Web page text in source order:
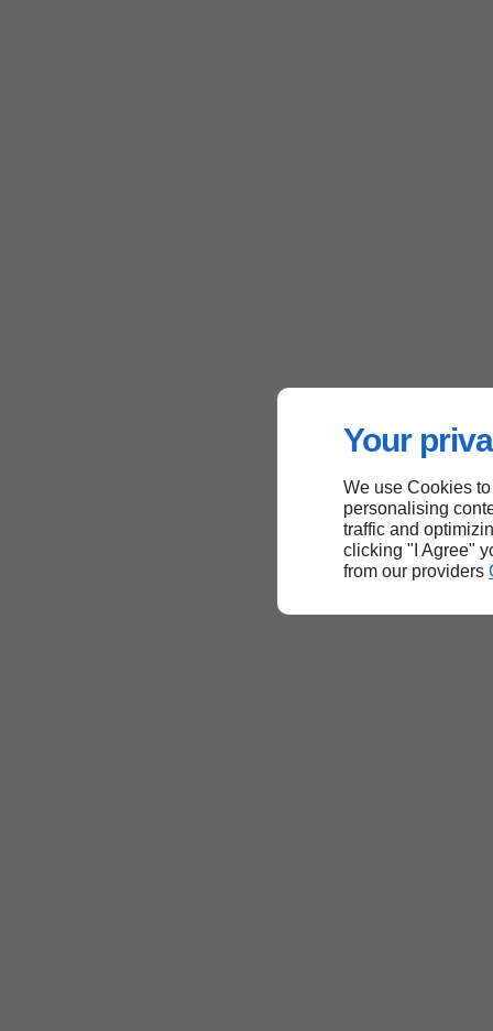
Your
We use Cookies
personalising
traffic and
clicking "I Agree"
from our providers